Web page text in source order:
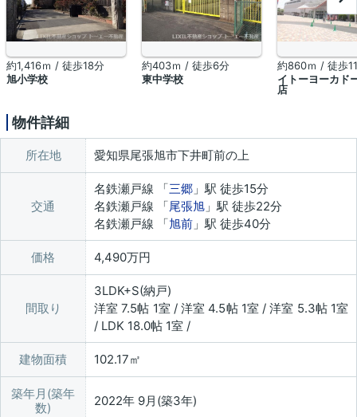
約1,416ｍ / 徒歩18分
旭小学校
約403ｍ / 徒歩6分
東中学校
約860ｍ / 徒歩
イトーヨーカド
店
物件詳細
所在地 愛知県尾張旭市下井町前の上
交通
名鉄瀬戸線 「三郷 」駅 徒歩15分
名鉄瀬戸線 「尾張旭 」駅 徒歩22分
名鉄瀬戸線 「旭前 」駅 徒歩40分
価格 4,490万円
間取り
3LDK+S(納戸)
洋室 7.5帖 1室 / 洋室 4.5帖 1室 / 洋室 5.3帖 1室
/ LDK 18.0帖 1室 /
建物面積 102.17㎡
築年月(築年
数)
2022年 9月(築3年)